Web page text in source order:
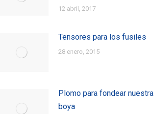
12 abril, 2017
Tensores para los fusiles
28 enero, 2015
Plomo para fondear nuestra
boya